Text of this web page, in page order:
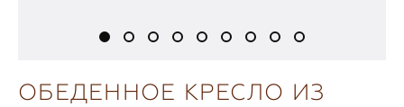
ОБЕДЕННОЕ КРЕСЛО ИЗ